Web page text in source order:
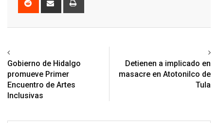
Gobierno de Hidalgo
promueve Primer
Encuentro de Artes
Inclusivas
Detienen a implicado en
masacre en Atotonilco de
Tula